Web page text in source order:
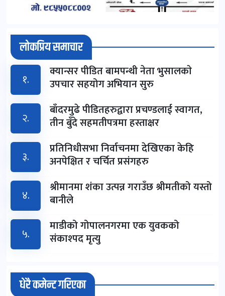
लोकप्रिय समाचार
१. क्यान्सर पीडित बामपन्थी नेता भुसालकाे
उपचार सहयोग अभियान सुरु
२.
बाँदरमुढे पीडितहरुद्वारा प्रचण्डलाई स्वागत,
तीन बुँदे सहमतीपत्रमा हस्ताक्षर
३.
प्रतिनिधीसभा निर्वाचनमा देखिएका केहि
अनपेक्षित र चर्चित प्रसंगहरु
४.
श्रीमानमा शंका उत्पन्न गराउँछ श्रीमतीको यस्तो
बानीले
५.
माडीको गोपालनगरमा एक युवकको
संकाश्पद मृत्यु
धेरै कमेन्ट गरिएका